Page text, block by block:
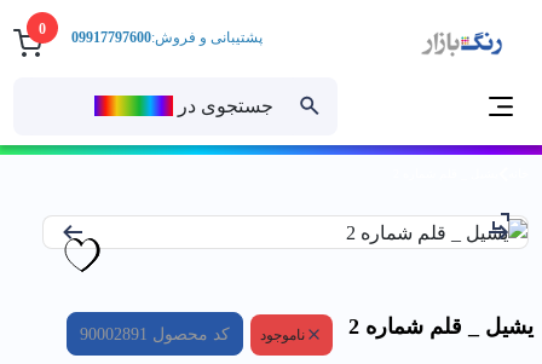
0
جستجوی در
پشتیبانی و فروش:09917797600
يشيل _ قلم شماره 2 ناموجود کد محصول 90002891